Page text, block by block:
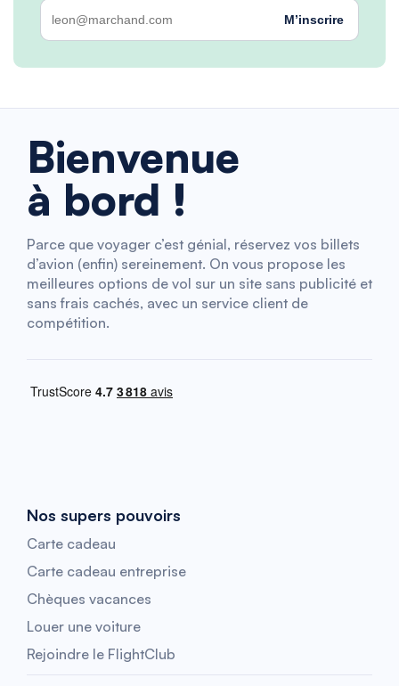
M’inscrire
Bienvenue
à bord !
Parce que voyager c’est génial, réservez vos billets
d’avion (enfin) sereinement. On vous propose les
meilleures options de vol sur un site sans publicité et
sans frais cachés, avec un service client de
compétition.
Nos supers pouvoirs
Carte cadeau
Carte cadeau entreprise
Chèques vacances
Louer une voiture
Rejoindre le FlightClub